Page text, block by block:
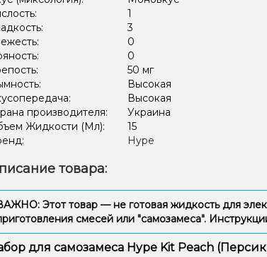
1
3
0
0
50 мг
Высокая
Высокая
производителя:
Украина
Жидкости (Мл):
15
Hype
товара:
Этот товар — не готовая жидкость для
смесей или "самозамеса".
для самозамеса Hype Kit Peach